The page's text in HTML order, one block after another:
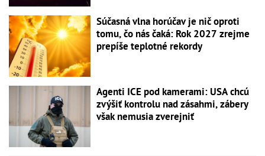
Súčasná vlna horúčav je nič oproti
tomu, čo nás čaká: Rok 2027 zrejme
prepíše teplotné rekordy
Agenti ICE pod kamerami: USA chcú
zvýšiť kontrolu nad zásahmi, zábery
však nemusia zverejniť